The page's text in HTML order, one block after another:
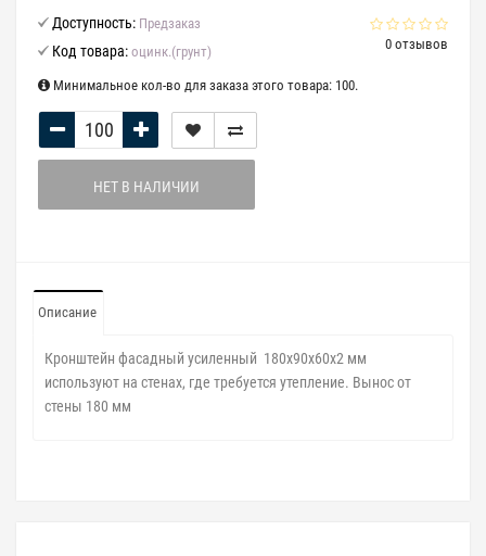
0 отзывов
Доступность: Предзаказ
Код товара: оцинк.(грунт)
Минимальное кол-во для заказа этого товара: 100.
НЕТ В НАЛИЧИИ
Описание
Кронштейн фасадный усиленный 180х90х60х2 мм
используют на стенах, где требуется утепление. Вынос от
стены 180 мм